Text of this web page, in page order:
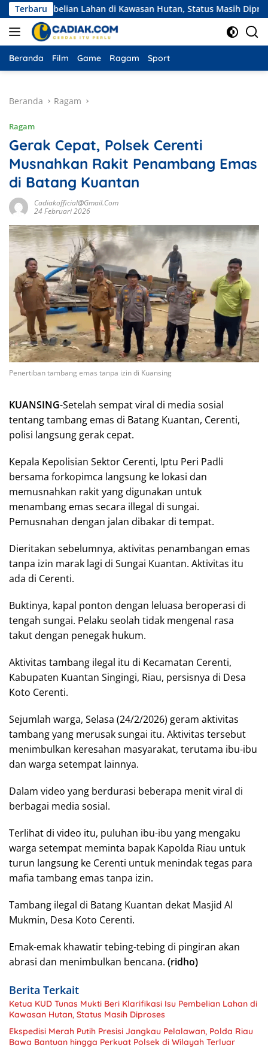
Langsung
ke
konten
TerbaruLahan di Kawasan Hutan, Status Masih Diproses
Beranda Film Game Ragam Sport
Beranda Ragam
Ragam
Gerak Cepat, Polsek Cerenti
Musnahkan Rakit Penambang Emas
di Batang Kuantan
Cadiakofficial@gmail.com
24 Februari 2026
Penertiban tambang emas tanpa izin di Kuansing
KUANSING-Setelah sempat viral di media sosial
tentang tambang emas di Batang Kuantan, Cerenti,
polisi langsung gerak cepat.
Kepala Kepolisian Sektor Cerenti, Iptu Peri Padli
bersama forkopimca langsung ke lokasi dan
memusnahkan rakit yang digunakan untuk
menambang emas secara illegal di sungai.
Pemusnahan dengan jalan dibakar di tempat.
Dieritakan sebelumnya, aktivitas penambangan emas
tanpa izin marak lagi di Sungai Kuantan. Aktivitas itu
ada di Cerenti.
Buktinya, kapal ponton dengan leluasa beroperasi di
tengah sungai. Pelaku seolah tidak mengenal rasa
takut dengan penegak hukum.
Aktivitas tambang ilegal itu di Kecamatan Cerenti,
Kabupaten Kuantan Singingi, Riau, persisnya di Desa
Koto Cerenti.
Sejumlah warga, Selasa (24/2/2026) geram aktivitas
tambang yang merusak sungai itu. Aktivitas tersebut
menimbulkan keresahan masyarakat, terutama ibu-ibu
dan warga setempat lainnya.
Dalam video yang berdurasi beberapa menit viral di
berbagai media sosial.
Terlihat di video itu, puluhan ibu-ibu yang mengaku
warga setempat meminta bapak Kapolda Riau untuk
turun langsung ke Cerenti untuk menindak tegas para
mafia tambang emas tanpa izin.
Tambang ilegal di Batang Kuantan dekat Masjid Al
Mukmin, Desa Koto Cerenti.
Emak-emak khawatir tebing-tebing di pingiran akan
abrasi dan menimbulkan bencana. (ridho)
Berita Terkait
Ketua KUD Tunas Mukti Beri Klarifikasi Isu Pembelian Lahan di
Kawasan Hutan, Status Masih Diproses
Ekspedisi Merah Putih Presisi Jangkau Pelalawan, Polda Riau
Bawa Bantuan hingga Perkuat Polsek di Wilayah Terluar